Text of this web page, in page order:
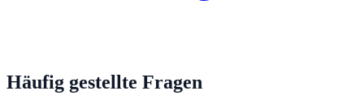
Häufig gestellte Fragen